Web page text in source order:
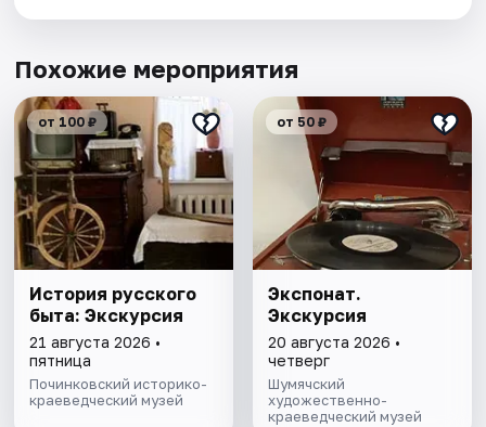
Похожие мероприятия
от 100 ₽
История русского
быта: Экскурсия
21 августа 2026 •
пятница
Починковский историко-
краеведческий музей
от 50 ₽
Экспонат.
Экскурсия
20 августа 2026 •
четверг
Шумячский
художественно-
краеведческий музей